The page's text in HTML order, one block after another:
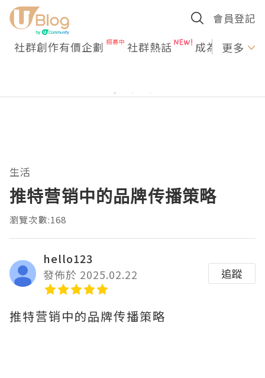
會員登記
社群創作有價企劃 社群熱話 成為U更多
生活
推特营销中的品牌传播策略
瀏覽次數:168
hello123
發佈於 2025.02.22
追蹤
推特营销中的品牌传播策略